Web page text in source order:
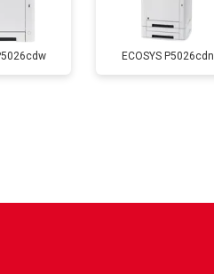
от 60 мин
от 50 мин
ECOSYS P5026cdn